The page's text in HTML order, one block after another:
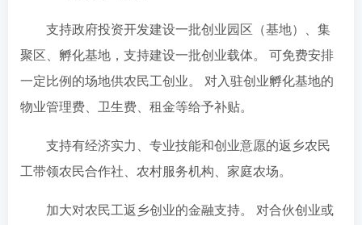
支持政府投资开发建设一批创业园区（基地）、集
聚区、孵化基地，支持建设一批创业载体。 可免费安排
一定比例的场地供农民工创业。 对入驻创业孵化基地的
物业管理费、卫生费、租金等给予补贴。
支持有经济实力、专业技能和创业意愿的返乡农民
工带领农民合作社、农村服务机构、家庭农场。
加大对农民工返乡创业的金融支持。 对合伙创业或